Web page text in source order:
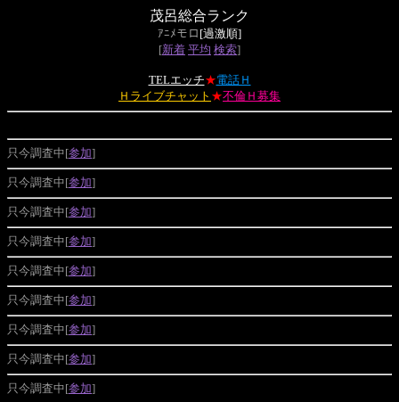
茂呂総合ランク
ｱﾆﾒモロ [過激順]
[新着 平均 検索]
TELエッチ★電話Ｈ
Ｈライブチャット ★不倫Ｈ募集
只今調査中[参加]
只今調査中[参加]
只今調査中[参加]
只今調査中[参加]
只今調査中[参加]
只今調査中[参加]
只今調査中[参加]
只今調査中[参加]
只今調査中[参加]